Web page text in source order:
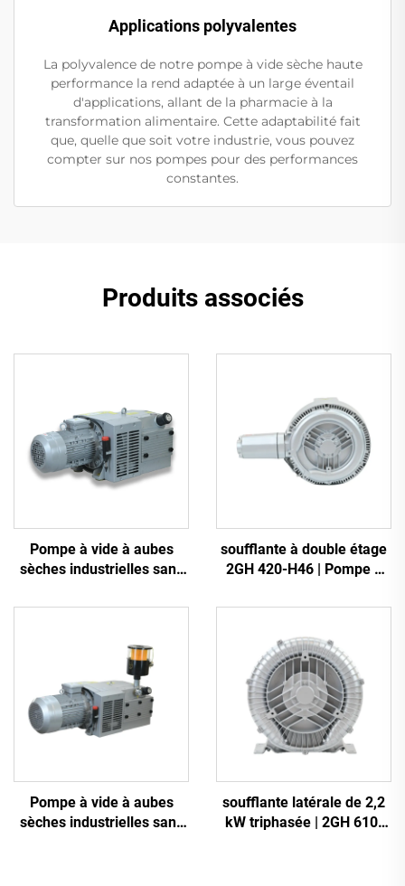
Applications polyvalentes
La polyvalence de notre pompe à vide sèche haute
performance la rend adaptée à un large éventail
d'applications, allant de la pharmacie à la
transformation alimentaire. Cette adaptabilité fait
que, quelle que soit votre industrie, vous pouvez
compter sur nos pompes pour des performances
constantes.
Produits associés
Pompe à vide à aubes
sèches industrielles sans
soufflante à double étage
2GH 420-H46 | Pompe à
triphasée
Pompe à vide à aubes
sèches industrielles sans
soufflante latérale de 2,2
kW triphasée | 2GH 610-